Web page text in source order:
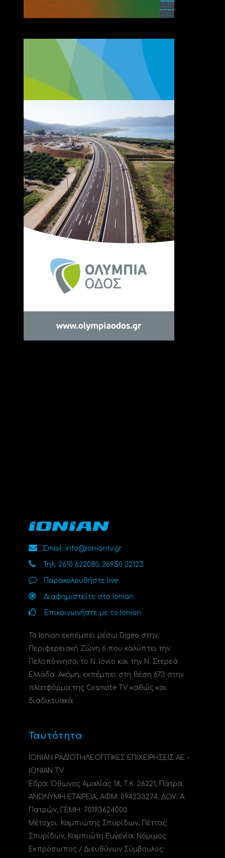
Email: info@ioniantv.gr
Τηλ: 2610 622080, 26950 22123
Παρακολουθήστε live
Διαφημιστείτε στο Ionian
Επικοινωνήστε με το Ionian
Το Ionian εκπέμπει μέσω Digea στην
Περιφερειακή Ζώνη 6 που καλύπτει την
Πελοπόννησο, το N. Ιόνιο και την Ν. Στερεά
Ελλάδα. Ακόμη, εκπέμπει στη θέση 673 στην
πλατφόρμα της Cosmote TV καθώς και
διαδικτυακά.
Ταυτότητα
ΙΟΝΙΑΝ ΡΑΔΙΟΤΗΛΕΟΠΤΙΚΕΣ ΕΠΙΧΕΙΡΗΣΕΙΣ ΑΕ -
IONIAN TV
Έδρα: Όθωνος Αμαλίας 18, Τ.Κ. 26221, Πάτρα.
ΑΝΩΝΥΜΗ ΕΤΑΙΡΕΙΑ, ΑΦΜ: 094233274, ΔΟΥ: A
Πατρών, ΓΕΜΗ: 70193624000.
Μέτοχοι: Καμπιώτης Σπυρίδων, Πέττας
Σπυρίδων, Καμπιώτη Ευγενία. Νόμιμος
Εκπρόσωπος / Διευθύνων Σύμβουλος: